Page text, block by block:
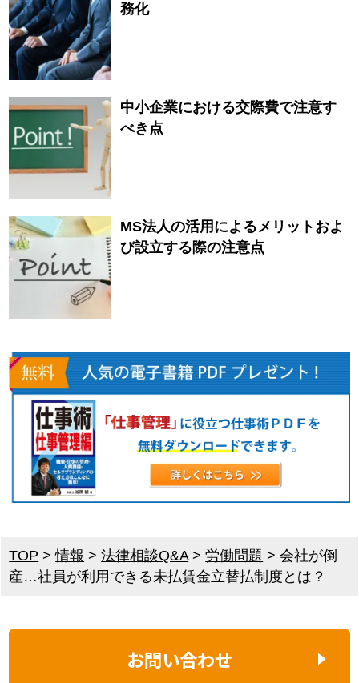
務化
中小企業における交際費で注意す
べき点
MS法人の活用によるメリットおよ
び設立する際の注意点
TOP >情報 >法律相談Q&A>労働問題 >会社が倒
産…社員が利用できる未払賃金立替払制度とは？
お問い合わせ